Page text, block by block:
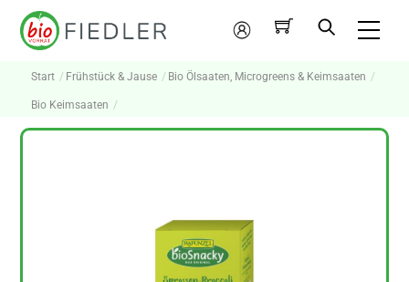
Skip
Mein
Konto
Start Frühstück & Jause Bio Ölsaaten, Microgreens & Keimsaaten
Bio Keimsaaten